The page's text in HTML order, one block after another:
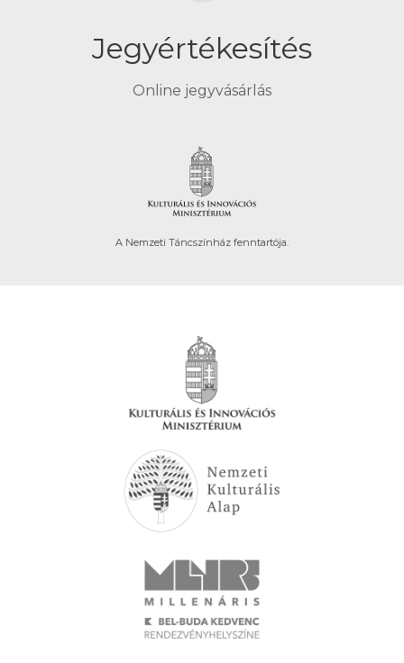
Jegyértékesítés
Online jegyvásárlás
A Nemzeti Táncszínház fenntartója.